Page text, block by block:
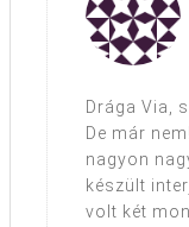
Drága Via,
De már
nagyon
készült
volt két